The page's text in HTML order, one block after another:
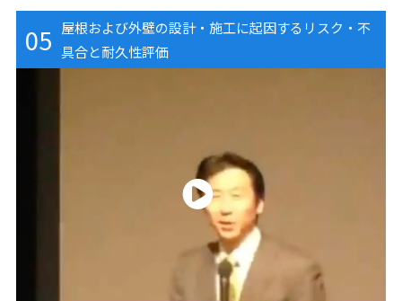
05 屋根および外壁の設計・施工に起因するリスク・不
具合と耐久性評価